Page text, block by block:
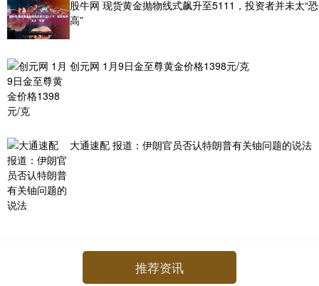
股牛网 现货黄金抛物线式飙升至5111，投资者并未太“恐
高”
创元网 1月9日金至尊黄金价格1398元/克
大通速配 报道：伊朗官员否认特朗普有关铀问题的说法
推荐资讯